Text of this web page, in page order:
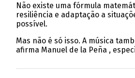
Não existe uma fórmula
resiliência e adaptação a
possível.
Mas não é só isso. A música
afirma Manuel de la Peña ,